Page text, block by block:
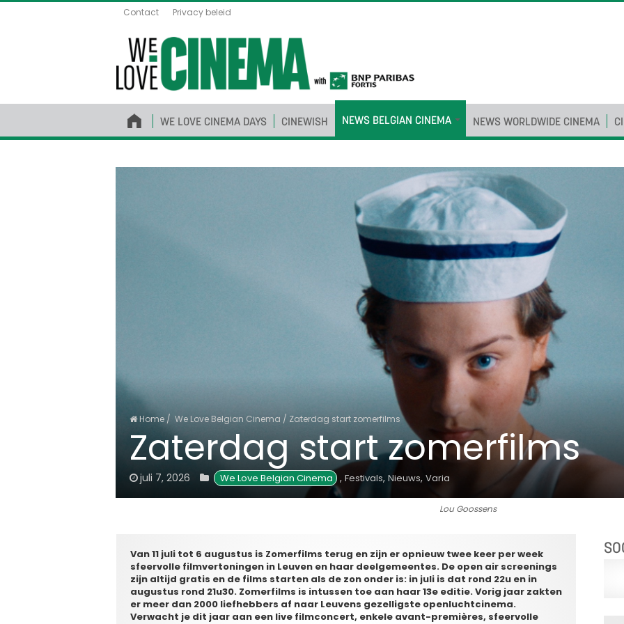
Contact Privacy beleid
WE LOVE CINEMA DAYS CINEWISH NEWS BELGIAN CINEMA NEWS WORLDWIDE CINEMA
Home / We Love Belgian Cinema / Zaterdag start zomerfilms
Zaterdag start zomerfilms
juli 7, 2026 We Love Belgian Cinema , Festivals, Nieuws, Varia
Lou Goossens
Van 11 juli tot 6 augustus is Zomerfilms terug en zijn er opnieuw twee keer per week
sfeervolle filmvertoningen in Leuven en haar deelgemeentes. De open air screenings
zijn altijd gratis en de films starten als de zon onder is: in juli is dat rond 22u en in
augustus rond 21u30. Zomerfilms is intussen toe aan haar 13e editie. Vorig jaar zakten
er meer dan 2000 liefhebbers af naar Leuvens gezelligste openluchtcinema.
Verwacht je dit jaar aan een live filmconcert, enkele avant-premières, sfeervolle